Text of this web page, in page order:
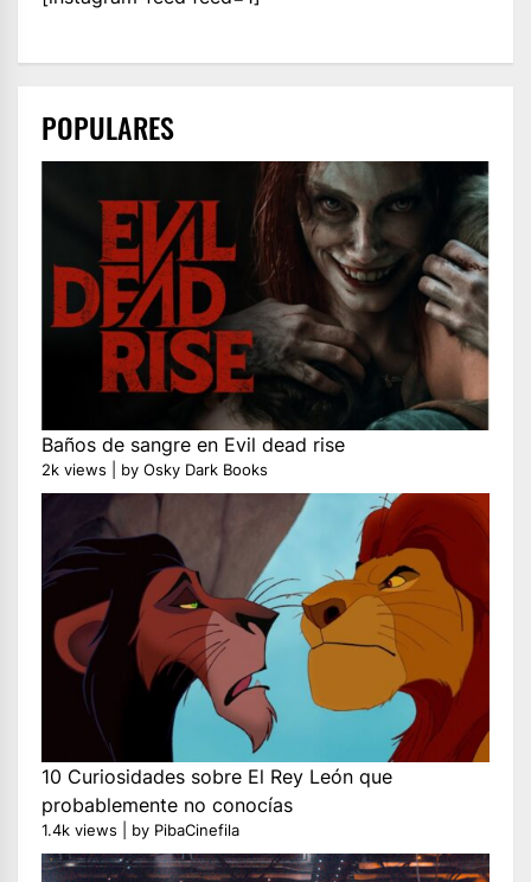
POPULARES
Baños de sangre en Evil dead rise
2k views by Osky Dark Books
10 Curiosidades sobre El Rey León que
probablemente no conocías
1.4k views by PibaCinefila